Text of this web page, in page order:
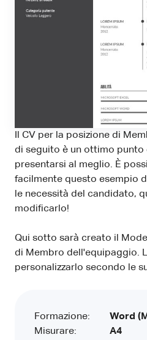
Il CV per la posizione di
di seguito è un ottimo punto
presentarsi al meglio. È
facilmente questo esempio
le necessità del candidato,
modificarlo!
Qui sotto sarà creato il
di Membro dell'equipaggio.
personalizzarlo secondo le
Formazione:
Misurare:
Word
A4